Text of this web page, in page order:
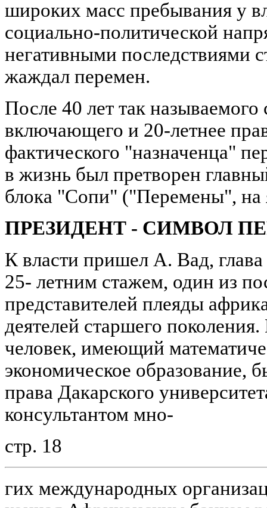
широких масс пребывания у
социально-политической
негативными последствиями
жаждал перемен.
После 40 лет так
включающего и 20-летнее
фактического "назначенца"
в жизнь был претворен
блока "Сопи" ("Перемены", на
ПРЕЗИДЕНТ - СИМВОЛ
К власти пришел А. Вад,
25- летним стажем, один из
представителей плеяды
деятелей старшего
человек, имеющий
экономическое образование,
права Дакарского
консультантом мно-
стр. 18
гих международных